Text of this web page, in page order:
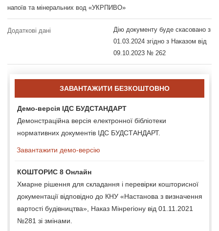
напоїв та мінеральних вод «УКРПИВО»
Додаткові дані
Дію документу буде скасовано з
01.03.2024 згідно з Наказом від
09.10.2023 № 262
ЗАВАНТАЖИТИ БЕЗКОШТОВНО
Демо-версія ІДС БУДСТАНДАРТ
Демонстраційна версія електронної бібліотеки
нормативних документів ІДС БУДСТАНДАРТ.
Завантажити демо-версію
КОШТОРИС 8 Онлайн
Хмарне рішення для складання і перевірки кошторисної
документації відповідно до КНУ «Настанова з визначення
вартості будівництва», Наказ Мінрегіону від 01.11.2021
№281 зі змінами.